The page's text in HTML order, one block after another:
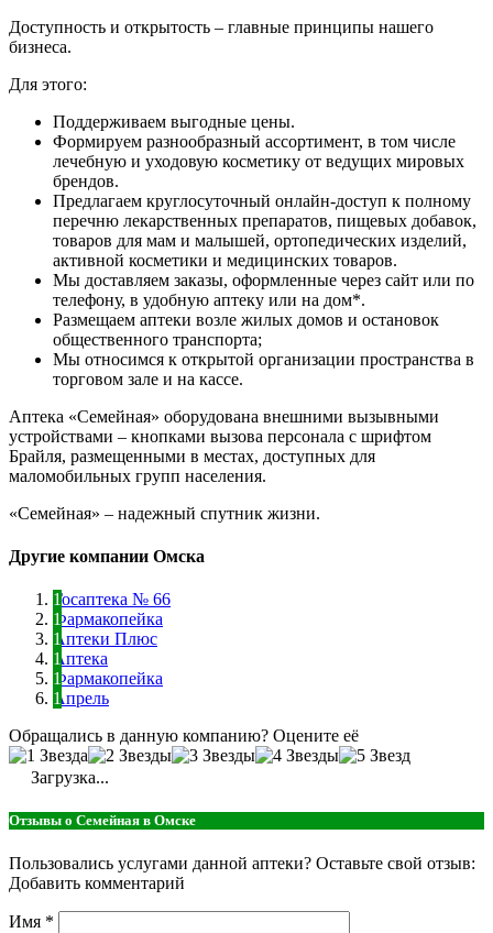
Доступность и открытость – главные принципы нашего
бизнеса.
Для этого:
Поддерживаем выгодные цены.
Формируем разнообразный ассортимент, в том числе
лечебную и уходовую косметику от ведущих мировых
брендов.
Предлагаем круглосуточный онлайн-доступ к полному
перечню лекарственных препаратов, пищевых добавок,
товаров для мам и малышей, ортопедических изделий,
активной косметики и медицинских товаров.
Мы доставляем заказы, оформленные через сайт или по
телефону, в удобную аптеку или на дом*.
Размещаем аптеки возле жилых домов и остановок
общественного транспорта;
Мы относимся к открытой организации пространства в
торговом зале и на кассе.
Аптека «Семейная» оборудована внешними вызывными
устройствами – кнопками вызова персонала с шрифтом
Брайля, размещенными в местах, доступных для
маломобильных групп населения.
«Семейная» – надежный спутник жизни.
Другие компании Омска
Госаптека № 66
Фармакопейка
Аптеки Плюс
Аптека
Фармакопейка
Апрель
Обращались в данную компанию? Оцените её
Загрузка...
Отзывы о Семейная в Омске
Пользовались услугами данной аптеки? Оставьте свой отзыв:
Добавить комментарий
Имя *